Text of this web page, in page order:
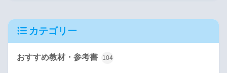
カテゴリー
おすすめ教材・参考書 104